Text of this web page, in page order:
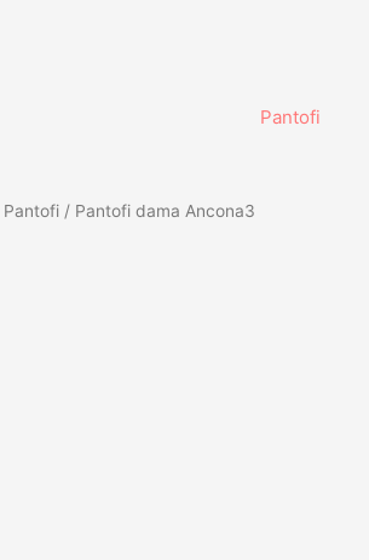
Pantofi
Pantofi / Pantofi dama Ancona3